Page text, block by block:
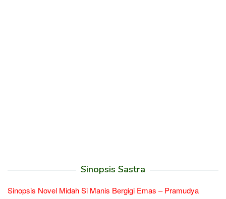
Sinopsis Sastra
Sinopsis Novel Midah Si Manis Bergigi Emas – Pramudya